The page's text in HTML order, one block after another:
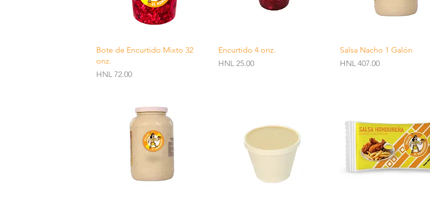
Quick View
Bote de Encurtido Mixto 32
onz.
Price
HNL 72.00
Quick View
Encurtido 4 onz.
Price
HNL 25.00
Quick View
Salsa Nacho 1 Galón
Price
HNL 407.00